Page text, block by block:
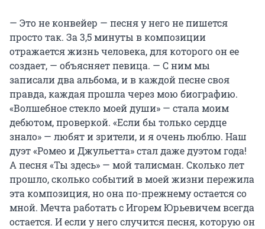
— Это не конвейер — песня у него не пишется
просто так. За 3,5 минуты в композиции
отражается жизнь человека, для которого он ее
создает, — объясняет певица. — С ним мы
записали два альбома, и в каждой песне своя
правда, каждая прошла через мою биографию.
«Волшебное стекло моей души» — стала моим
дебютом, проверкой. «Если бы только сердце
знало» — любят и зрители, и я очень люблю. Наш
дуэт «Ромео и Джульетта» стал даже дуэтом года!
А песня «Ты здесь» — мой талисман. Сколько лет
прошло, сколько событий в моей жизни пережила
эта композиция, но она по-прежнему остается со
мной. Мечта работать с Игорем Юрьевичем всегда
остается. И если у него случится песня, которую он